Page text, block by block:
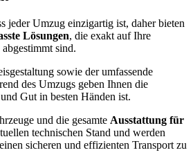
jeder Umzug einzigartig ist, daher bieten
Lösungen, die exakt auf Ihre
sind.
sowie der umfassende
des Umzugs geben Ihnen die
Gut in besten Händen ist.
und die gesamte Ausstattung für
technischen Stand und werden
sicheren und effizienten Transport zu